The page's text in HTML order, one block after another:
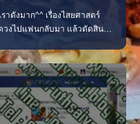
าดังมาก^^ เรื่องไสยศาสตร์
วงไปแฟนกลับมา แล้วตัดสิน
บอกต่อ 555 เพื่อนของน้องคน